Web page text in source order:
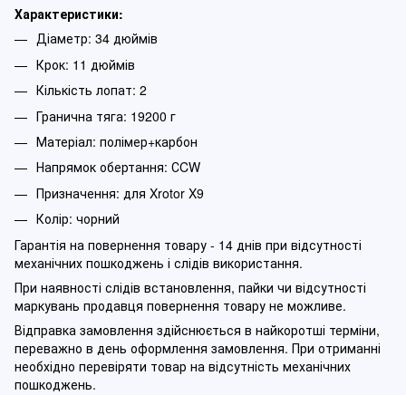
Характеристики:
Діаметр: 34 дюймів
Крок: 11 дюймів
Кількість лопат: 2
Гранична тяга: 19200 г
Матеріал: полімер+карбон
Напрямок обертання: СCW
Призначення: для Xrotor X9
Колір: чорний
Гарантія на повернення товару - 14 днів при відсутності
механічних пошкоджень і слідів використання.
При наявності слідів встановлення, пайки чи відсутності
маркувань продавця повернення товару не можливе.
Відправка замовлення здійснюється в найкоротші терміни,
переважно в день оформлення замовлення. При отриманні
необхідно перевіряти товар на відсутність механічних
пошкоджень.